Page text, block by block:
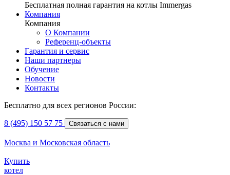
Бесплатная полная гарантия на котлы Immergas
Компания
Компания
О Компании
Референц-объекты
Гарантия и сервис
Наши партнеры
Обучение
Новости
Контакты
Бесплатно для всех регионов России:
8 (495) 150 57 75 Связаться с нами
Москва и Московская область
Купить
котел